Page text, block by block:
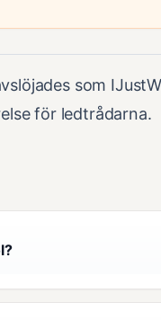
som
för ledtrådarna.